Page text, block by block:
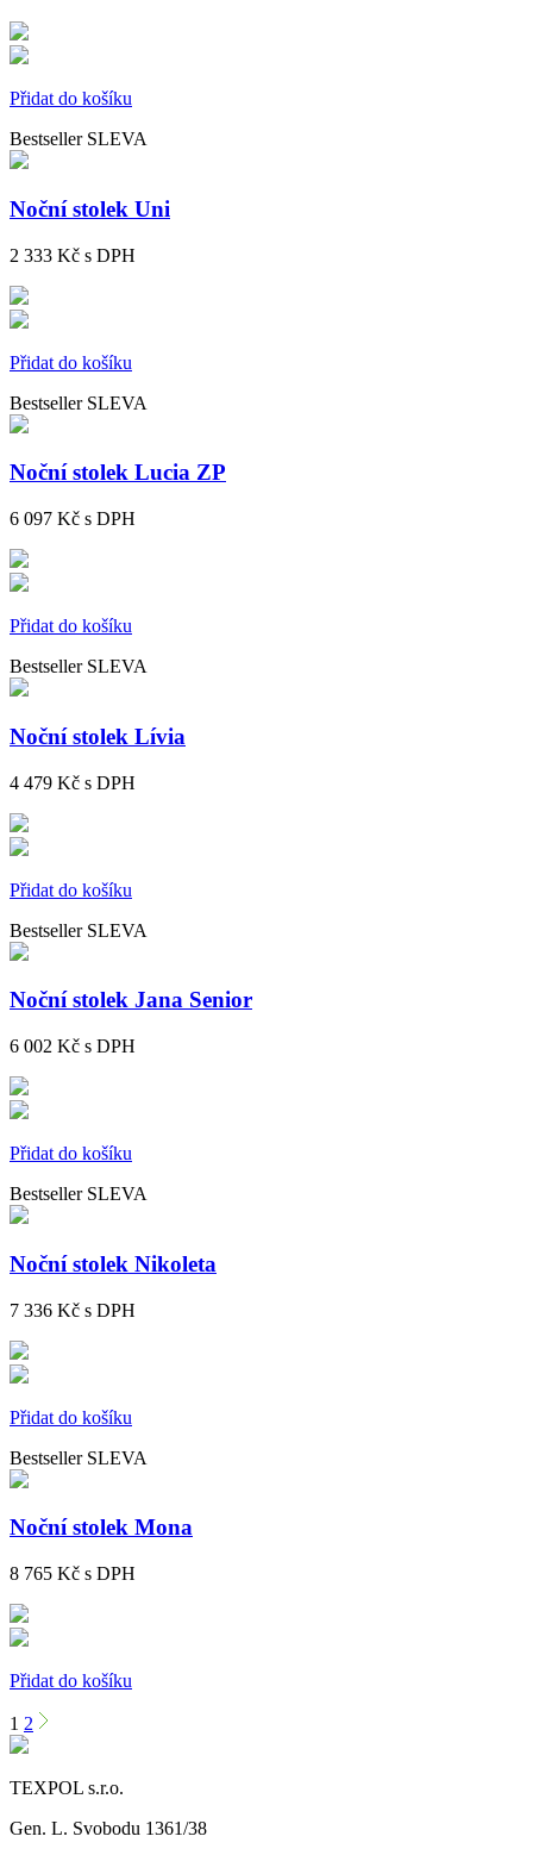
Přidat do košíku
Bestseller SLEVA
Noční stolek Uni
2 333 Kč s DPH
Přidat do košíku
Bestseller SLEVA
Noční stolek Lucia ZP
6 097 Kč s DPH
Přidat do košíku
Bestseller SLEVA
Noční stolek Lívia
4 479 Kč s DPH
Přidat do košíku
Bestseller SLEVA
Noční stolek Jana Senior
6 002 Kč s DPH
Přidat do košíku
Bestseller SLEVA
Noční stolek Nikoleta
7 336 Kč s DPH
Přidat do košíku
Bestseller SLEVA
Noční stolek Mona
8 765 Kč s DPH
Přidat do košíku
1 2
TEXPOL s.r.o.
Gen. L. Svobodu 1361/38